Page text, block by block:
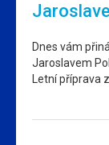
Dnes vám
Jaroslavem
Letní příprava